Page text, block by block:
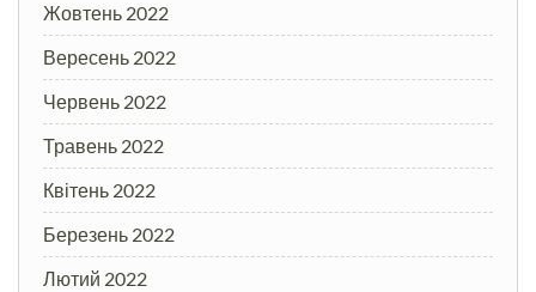
Жовтень 2022
Вересень 2022
Червень 2022
Травень 2022
Квітень 2022
Березень 2022
Лютий 2022